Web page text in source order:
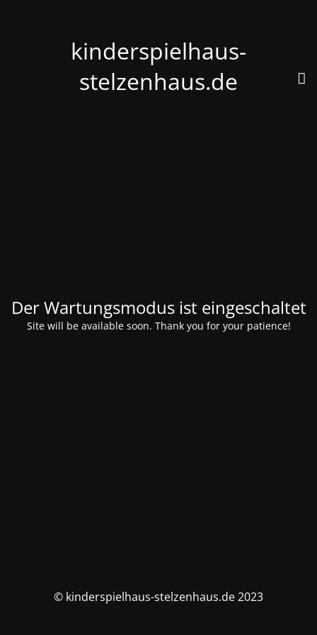
kinderspielhaus-
stelzenhaus.de
Der Wartungsmodus ist eingeschaltet
Site will be available soon. Thank you for your patience!
© kinderspielhaus-stelzenhaus.de 2023